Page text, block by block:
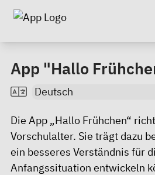
App "Hallo
Die App „Hallo Frühchen“
Vorschulalter. Sie trägt dazu
ein besseres Verständnis für
Anfangssituation entwickeln